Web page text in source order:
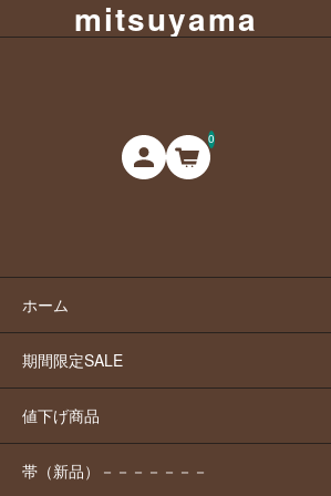
mitsuyama
0
ホーム
期間限定SALE
値下げ商品
帯（新品）－－－－－－－